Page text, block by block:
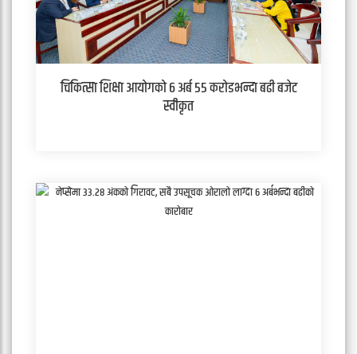
चिकित्सा शिक्षा आयोगको ६ अर्ब ५५ करोडभन्दा बढी बजेट
स्वीकृत